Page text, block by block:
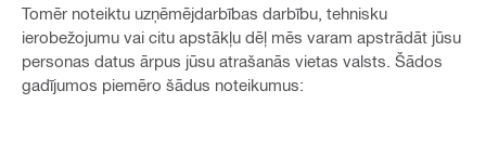
Tomēr noteiktu uzņēmējdarbības darbību, tehnisku
ierobežojumu vai citu apstākļu dēļ mēs varam apstrādāt jūsu
personas datus ārpus jūsu atrašanās vietas valsts. Šādos
gadījumos piemēro šādus noteikumus: